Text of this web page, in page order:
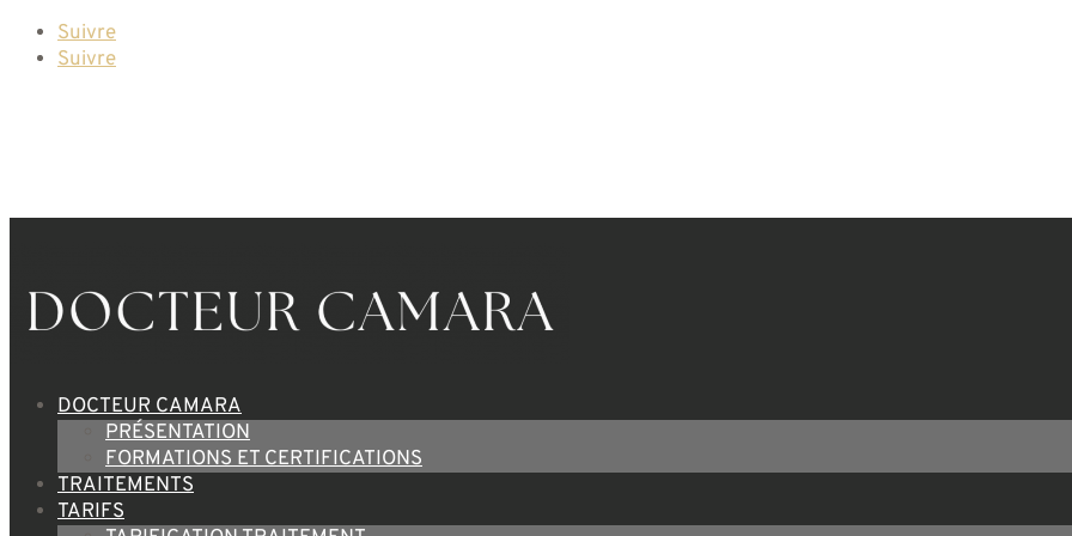
Suivre
Suivre
DOCTEUR CAMARA
PRÉSENTATION
FORMATIONS ET CERTIFICATIONS
TRAITEMENTS
TARIFS